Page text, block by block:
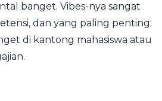
banget. Vibes-nya sangat
dan yang paling penting:
di kantong mahasiswa atau